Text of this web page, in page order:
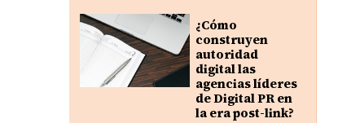
¿Cómo
construyen
autoridad
digital las
agencias líderes
de Digital PR en
la era post-link?